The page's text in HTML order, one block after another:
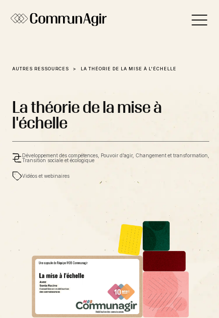
AUTRES RESSOURCES LA THÉORIE DE LA MISE À L'ÉCHELLE
La théorie de la mise à
l'échelle
Développement des compétences, Pouvoir d’agir, Changement et transformation,
Transition sociale et écologique
Vidéos et webinaires